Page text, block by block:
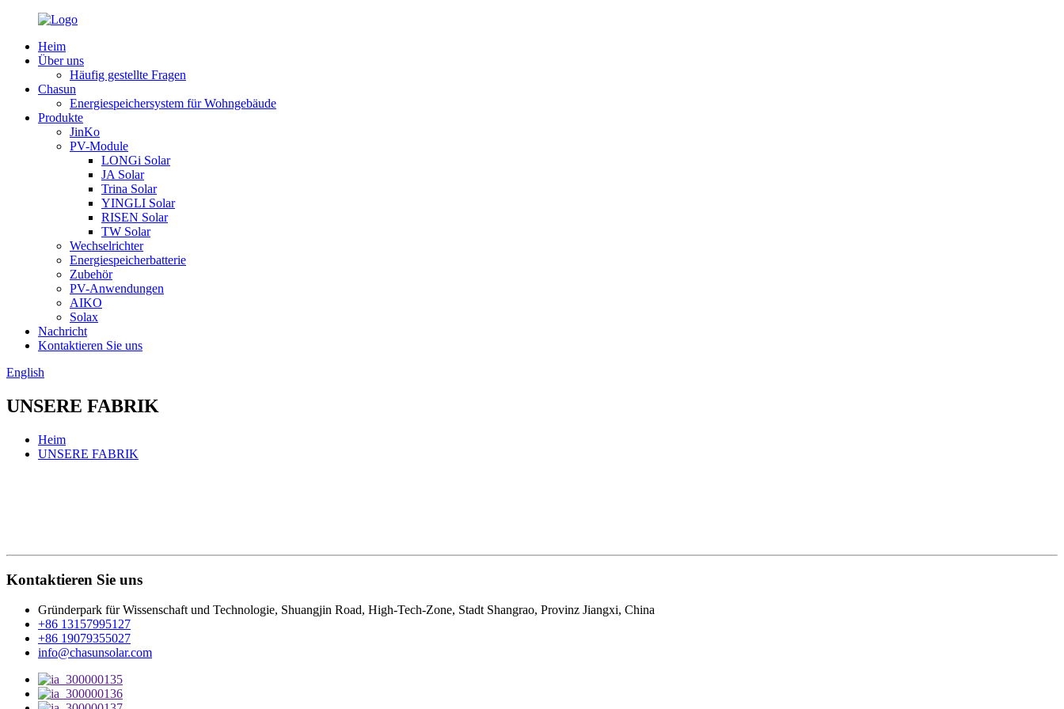
Heim
Über uns
Häufig gestellte Fragen
Chasun
Energiespeichersystem für Wohngebäude
Produkte
JinKo
PV-Module
LONGi Solar
JA Solar
Trina Solar
YINGLI Solar
RISEN Solar
TW Solar
Wechselrichter
Energiespeicherbatterie
Zubehör
PV-Anwendungen
AIKO
Solax
Nachricht
Kontaktieren Sie uns
English
UNSERE FABRIK
Heim
UNSERE FABRIK
Kontaktieren Sie uns
Gründerpark für Wissenschaft und Technologie, Shuangjin Road, High-Tech-Zone, Stadt Shangrao, Provinz Jiangxi, China
+86 13157995127
+86 19079355027
info@chasunsolar.com